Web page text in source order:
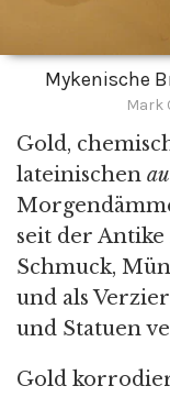
Mykenische
Mark
Gold,
lateinischen
seit der
Schmuck,
und als
und Statuen
Gold